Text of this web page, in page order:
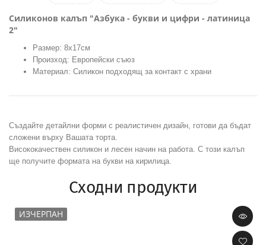
Силиконов калъп "Азбука - букви и цифри - латиница
2"
Размер: 8х17см
Произход: Европейски съюз
Материал: Силикон подходящ за контакт с храни
Създайте детайлни форми с реалистичен дизайн, готови да бъдат
сложени върху Вашата торта.
Висококачествен силикон и лесен начин на работа. С този калъп
ще получите формата на букви на кирилица.
Сходни продукти
ИЗЧЕРПАН